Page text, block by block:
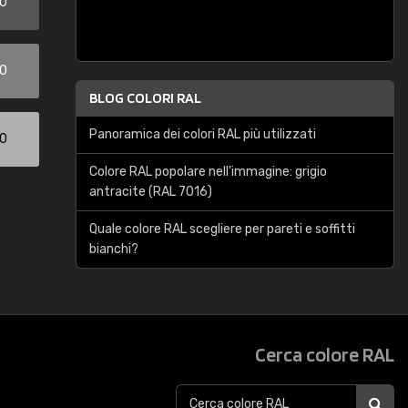
BLOG COLORI RAL
Panoramica dei colori RAL più utilizzati
Colore RAL popolare nell'immagine: grigio
antracite (RAL 7016)
Quale colore RAL scegliere per pareti e soffitti
bianchi?
Cerca colore RAL